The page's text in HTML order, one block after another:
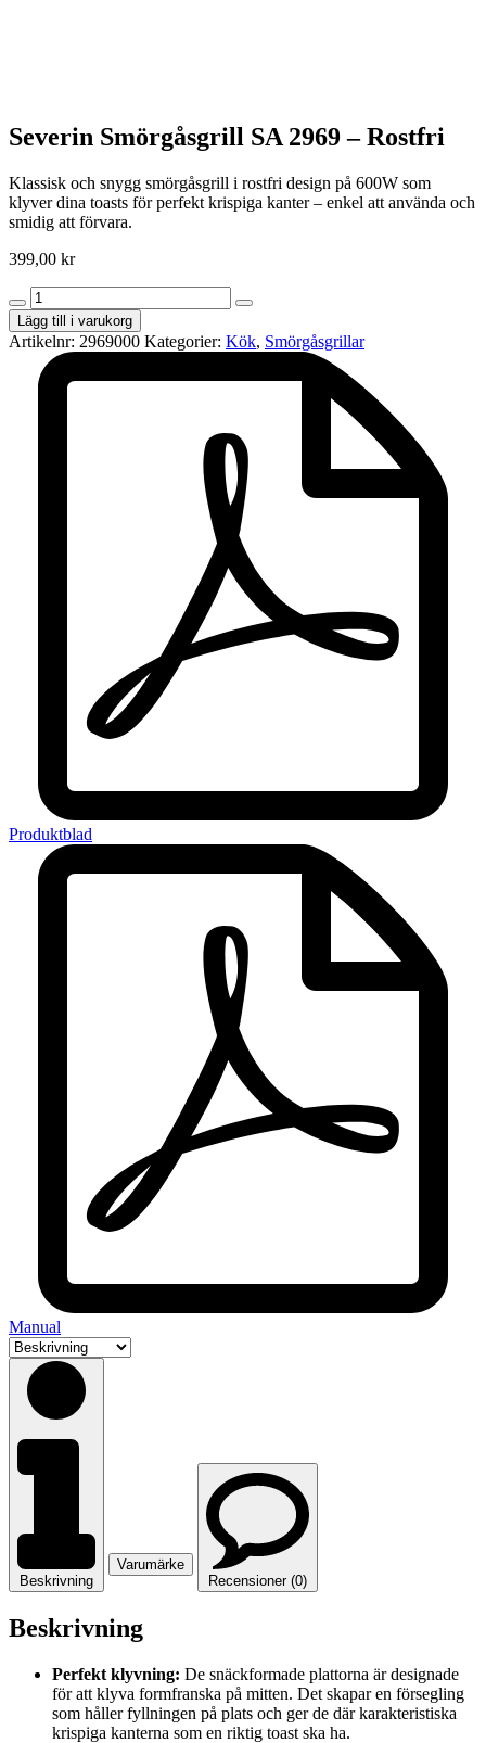
Severin Smörgåsgrill SA 2969 – Rostfri
Klassisk och snygg smörgåsgrill i rostfri design på 600W som
klyver dina toasts för perfekt krispiga kanter – enkel att använda och
smidig att förvara.
399,00 kr
Severin
Smörgåsgrill
SA
2969
Lägg till i varukorg
Artikelnr: 2969000 Kategorier: Kök, Smörgåsgrillar
Produktblad
Manual
Beskrivning
Varumärke
Recensioner (0)
Beskrivning
Perfekt klyvning: De snäckformade plattorna är designade
för att klyva formfranska på mitten. Det skapar en försegling
som håller fyllningen på plats och ger de där karakteristiska
krispiga kanterna som en riktig toast ska ha.